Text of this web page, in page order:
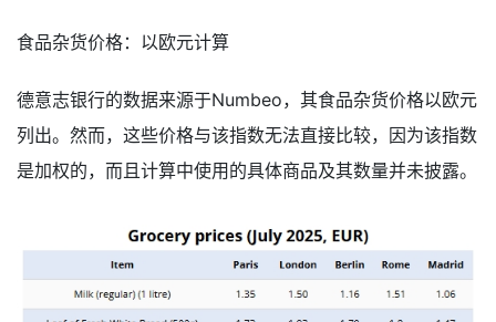
食品杂货价格：以欧元计算
德意志银行的数据来源于Numbeo，其食品杂货价格以欧元
列出。然而，这些价格与该指数无法直接比较，因为该指数
是加权的，而且计算中使用的具体商品及其数量并未披露。